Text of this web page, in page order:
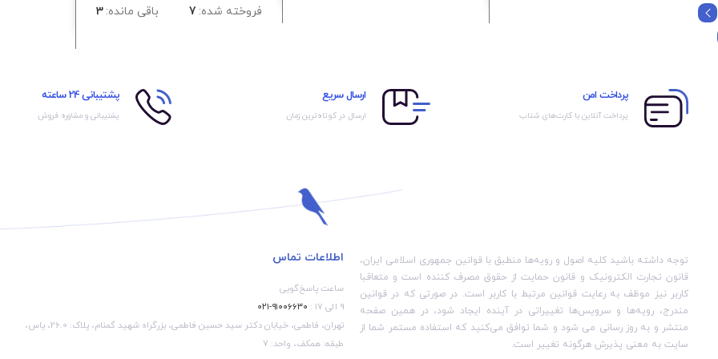
فروخته شده: 7 باقی مانده: 3
پرداخت امن
پرداخت آنلاین با کارت‌های شتاب
ارسال سریع
ارسال در کوتاه‌ترین زمان
پشتیبانی 24 ساعته
پشتیبانی و مشاوره فروش
توجه داشته باشید کلیه اصول و رویه‏‌ها منطبق با قوانین جمهوری اسلامی ایران،
قانون تجارت الکترونیک و قانون حمایت از حقوق مصرف کننده است و متعاقبا
کاربر نیز موظف به رعایت قوانین مرتبط با کاربر است. در صورتی که در قوانین
مندرج، رویه‏‌ها و سرویس‏‌ها تغییراتی در آینده ایجاد شود، در همین صفحه
منتشر و به روز رسانی می شود و شما توافق می‏‌کنید که استفاده مستمر شما از
سایت به معنی پذیرش هرگونه تغییر است.
اطلاعات تماس
ساعت پاسخ‌گویی
۹ الی ۱۷ :
۹۱۰۰۶۶۳۰-۰۲۱
تهران، فاطمی، خیابان دکتر سید حسین فاطمی، بزرگراه شهید گمنام، پلاک: 26.0، یاس،
طبقه: همکف، واحد: 7